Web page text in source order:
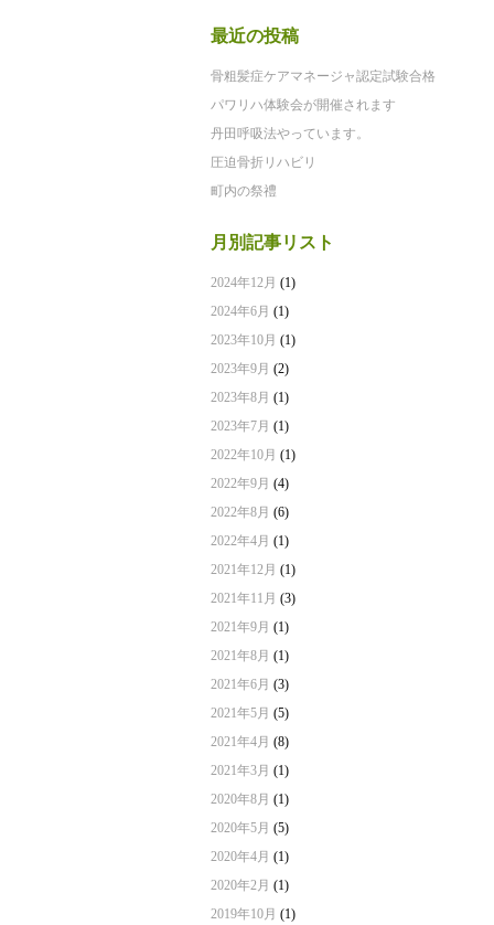
最近の投稿
骨粗髪症ケアマネージャ認定試験合格
パワリハ体験会が開催されます
丹田呼吸法やっています。
圧迫骨折リハビリ
町内の祭禮
月別記事リスト
2024年12月 (1)
2024年6月 (1)
2023年10月 (1)
2023年9月 (2)
2023年8月 (1)
2023年7月 (1)
2022年10月 (1)
2022年9月 (4)
2022年8月 (6)
2022年4月 (1)
2021年12月 (1)
2021年11月 (3)
2021年9月 (1)
2021年8月 (1)
2021年6月 (3)
2021年5月 (5)
2021年4月 (8)
2021年3月 (1)
2020年8月 (1)
2020年5月 (5)
2020年4月 (1)
2020年2月 (1)
2019年10月 (1)